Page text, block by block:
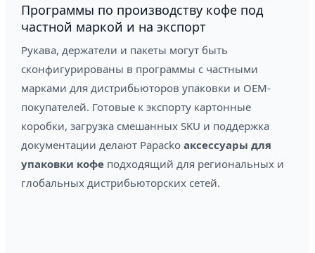
Программы по производству кофе под
частной маркой и на экспорт
Рукава, держатели и пакеты могут быть
сконфигурированы в программы с частными
марками для дистрибьюторов упаковки и OEM-
покупателей. Готовые к экспорту картонные
коробки, загрузка смешанных SKU и поддержка
документации делают Papackoаксессуары для
упаковки кофе подходящий для региональных и
глобальных дистрибьюторских сетей.